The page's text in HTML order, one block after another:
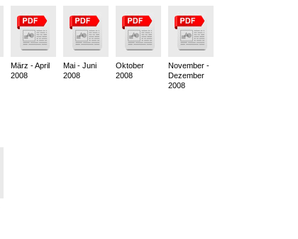
März - April
2008
Mai - Juni
2008
Oktober
2008
November -
Dezember
2008